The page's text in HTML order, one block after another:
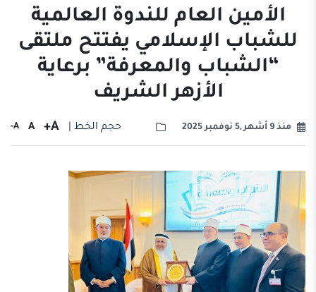
الأمين العام للندوة العالمية
للشباب الإسلامي يفتتح ملتقى
“الشباب والمعرفة” برعاية
الأزهر الشريف
منذ 9 أشهر ,5 نوفمبر 2025 حجم الخط | A+
A
A-